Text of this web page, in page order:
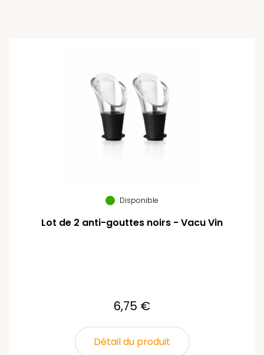
Disponible
Lot de 2 anti-gouttes noirs - Vacu Vin
6,75 €
Détail du produit